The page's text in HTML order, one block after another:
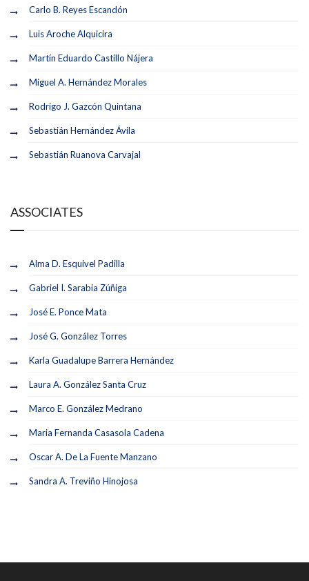
Carlo B. Reyes Escandón
Luis Aroche Alquicira
Martín Eduardo Castillo Nájera
Miguel A. Hernández Morales
Rodrigo J. Gazcón Quintana
Sebastián Hernández Ávila
Sebastián Ruanova Carvajal
ASSOCIATES
Alma D. Esquivel Padilla
Gabriel I. Sarabia Zúñiga
José E. Ponce Mata
José G. González Torres
Karla Guadalupe Barrera Hernández
Laura A. González Santa Cruz
Marco E. González Medrano
Maria Fernanda Casasola Cadena
Oscar A. De La Fuente Manzano
Sandra A. Treviño Hinojosa